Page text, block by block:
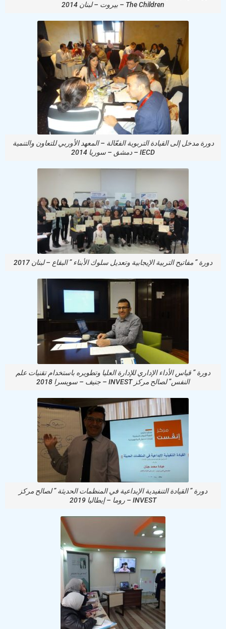
The Children – بيروت – لبنان 2014
دورة مدخل إلى القيادة التربوية الفعّالة – المعهد الأوربي للتعاون والتنمية
IECD – دمشق – سوريا 2014
دورة ” مفاتيح التربية الإيجابية وتعديل سلوك الأبناء ” البقاع – لبنان 2017
دورة ” قياس الأداء الإداري للإدارة العليا وتطويره باستخدام تقنيات علم
النفس” لصالح مركز INVEST – جنيف – سويسرا 2018
دورة ” القيادة التنفيدية الإبداعية في المنظمات الحديثة ” لصالح مركز
INVEST – روما – إيطاليا 2019